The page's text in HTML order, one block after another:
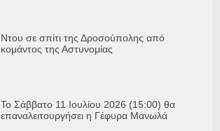
Ντου σε σπίτι της Δροσούπολης από
κομάντος της Αστυνομίας
Το Σάββατο 11 Ιουλίου 2026 (15:00) θα
επαναλειτουργήσει η Γέφυρα Μανωλά